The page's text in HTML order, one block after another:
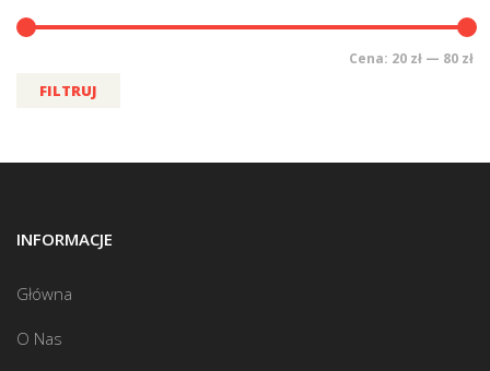
FILTRUJ
Cena: 20 zł — 80 zł
INFORMACJE
Główna
O Nas